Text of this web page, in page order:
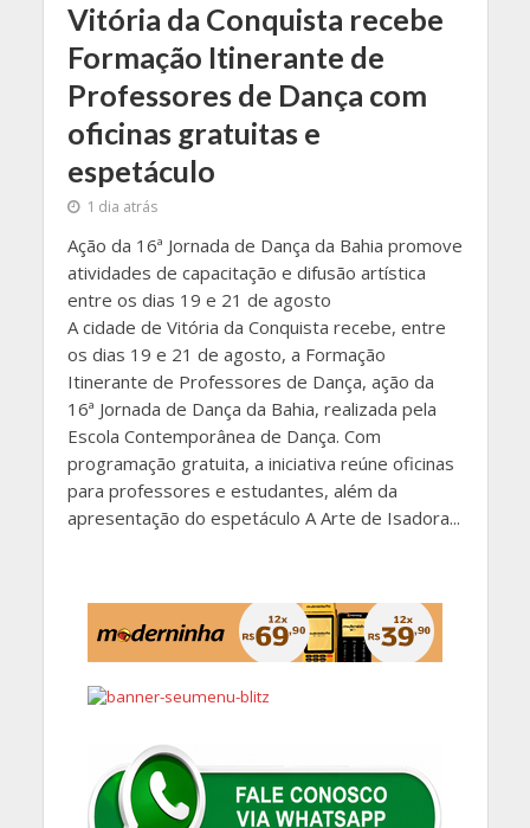
Vitória da Conquista recebe
Formação Itinerante de
Professores de Dança com
oficinas gratuitas e
espetáculo
1 dia atrás
Ação da 16ª Jornada de Dança da Bahia promove
atividades de capacitação e difusão artística
entre os dias 19 e 21 de agosto
A cidade de Vitória da Conquista recebe, entre
os dias 19 e 21 de agosto, a Formação
Itinerante de Professores de Dança, ação da
16ª Jornada de Dança da Bahia, realizada pela
Escola Contemporânea de Dança. Com
programação gratuita, a iniciativa reúne oficinas
para professores e estudantes, além da
apresentação do espetáculo A Arte de Isadora...